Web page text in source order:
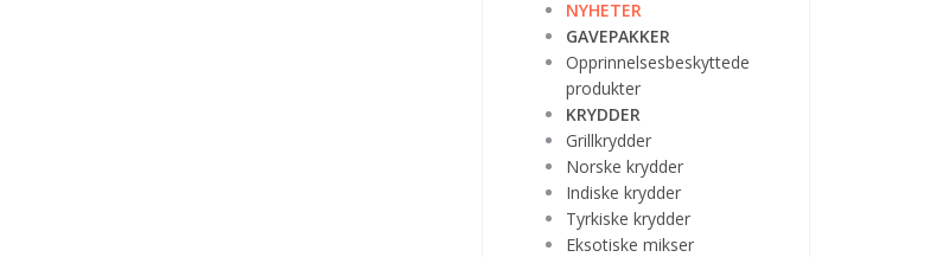
NYHETER
GAVEPAKKER
Opprinnelsesbeskyttede
produkter
KRYDDER
Grillkrydder
Norske krydder
Indiske krydder
Tyrkiske krydder
Eksotiske mikser